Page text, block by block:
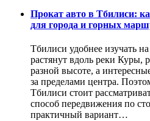
Прокат авто в Тбилиси:
для города и горных
Тбилиси удобнее изучать
растянут вдоль реки Куры,
разной высоте, а
за пределами центра.
Тбилиси стоит
способ передвижения по
практичный вариант…